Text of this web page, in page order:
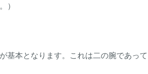
）
基本となります。これは二の腕であっ